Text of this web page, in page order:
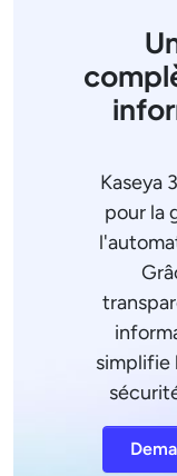
Kaseya
pour la
simplifie